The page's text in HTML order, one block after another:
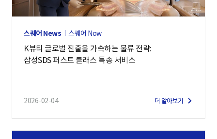
스퀘어 News 스퀘어 Now
K뷰티 글로벌 진출을 가속하는 물류 전략:
삼성SDS 퍼스트 클래스 특송 서비스
2026-02-04 더 알아보기